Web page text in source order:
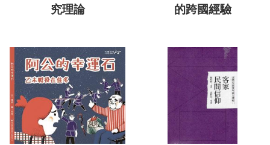
究理論
的跨國經驗